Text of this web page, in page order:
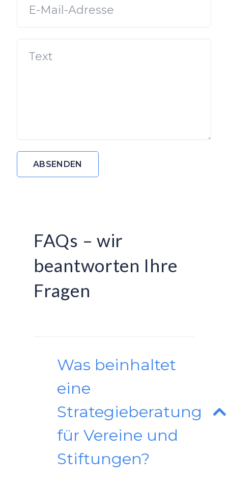
ABSENDEN
FAQs – wir
beantworten Ihre
Fragen
Was beinhaltet
eine
Strategieberatung
für Vereine und
Stiftungen?